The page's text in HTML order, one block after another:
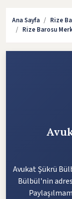
Ana Sayfa
Rize
Rize Barosu
Avukat Şükrü
Bülbül'nin